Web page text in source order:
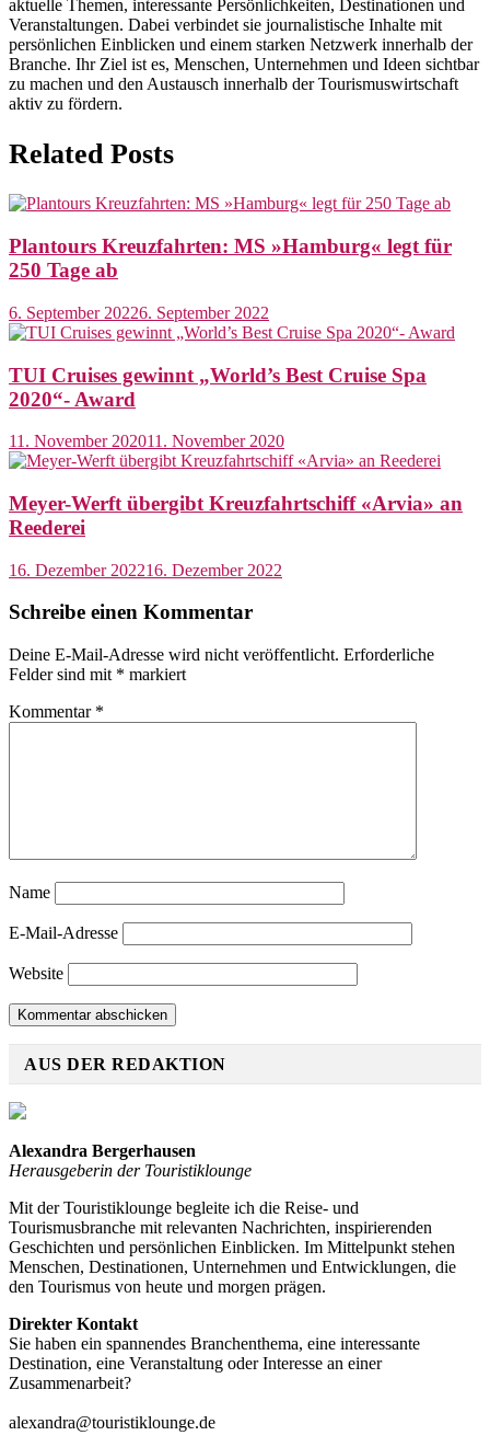
aktuelle Themen, interessante Persönlichkeiten, Destinationen und
Veranstaltungen. Dabei verbindet sie journalistische Inhalte mit
persönlichen Einblicken und einem starken Netzwerk innerhalb der
Branche. Ihr Ziel ist es, Menschen, Unternehmen und Ideen sichtbar
zu machen und den Austausch innerhalb der Tourismuswirtschaft
aktiv zu fördern.
Related Posts
Plantours Kreuzfahrten: MS »Hamburg« legt für
250 Tage ab
6. September 20226. September 2022
TUI Cruises gewinnt „World’s Best Cruise Spa
2020“- Award
11. November 202011. November 2020
Meyer-Werft übergibt Kreuzfahrtschiff «Arvia» an
Reederei
16. Dezember 202216. Dezember 2022
Schreibe einen Kommentar
Deine E-Mail-Adresse wird nicht veröffentlicht. Erforderliche
Felder sind mit * markiert
Kommentar *
Name
E-Mail-Adresse
Website
AUS DER REDAKTION
Alexandra Bergerhausen
Herausgeberin der Touristiklounge
Mit der Touristiklounge begleite ich die Reise- und
Tourismusbranche mit relevanten Nachrichten, inspirierenden
Geschichten und persönlichen Einblicken. Im Mittelpunkt stehen
Menschen, Destinationen, Unternehmen und Entwicklungen, die
den Tourismus von heute und morgen prägen.
Direkter Kontakt
Sie haben ein spannendes Branchenthema, eine interessante
Destination, eine Veranstaltung oder Interesse an einer
Zusammenarbeit?
alexandra@touristiklounge.de